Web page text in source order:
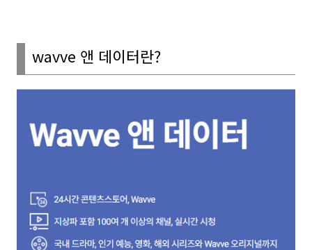
wavve 앤 데이터란?